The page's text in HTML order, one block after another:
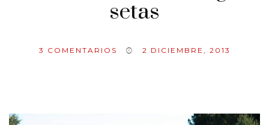
setas
3 COMENTARIOS 2 DICIEMBRE, 2013